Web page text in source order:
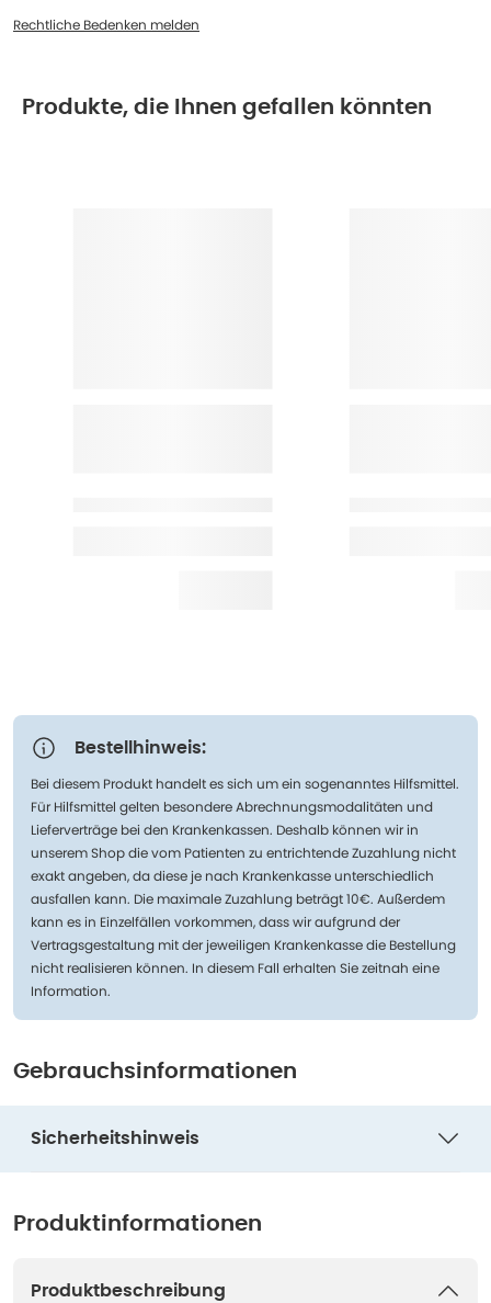
Rechtliche Bedenken melden
Produkte, die Ihnen gefallen könnten
Bestellhinweis:
Bei diesem Produkt handelt es sich um ein sogenanntes Hilfsmittel.
Für Hilfsmittel gelten besondere Abrechnungsmodalitäten und
Lieferverträge bei den Krankenkassen. Deshalb können wir in
unserem Shop die vom Patienten zu entrichtende Zuzahlung nicht
exakt angeben, da diese je nach Krankenkasse unterschiedlich
ausfallen kann. Die maximale Zuzahlung beträgt 10€. Außerdem
kann es in Einzelfällen vorkommen, dass wir aufgrund der
Vertragsgestaltung mit der jeweiligen Krankenkasse die Bestellung
nicht realisieren können. In diesem Fall erhalten Sie zeitnah eine
Information.
Gebrauchsinformationen
Sicherheitshinweis
Produktinformationen
Produktbeschreibung